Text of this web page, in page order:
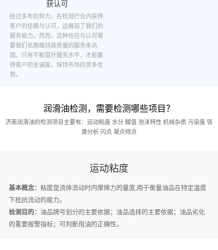
获认可
经过多年的努力，在检测行业内获得
客户的信赖与认可，这展现了我们的
服务能力。然而，这种信任与认可需
要我们长期维持高质量的服务来巩
固。只有不断提升服务水平，才能赢
得客户的忠诚度，保持市场的竞争优
势。
润滑油检测，需要检测哪些项目？
济南润滑油的检测项目主要有：运动粘度 水分 酸值 泡沫特性 机械杂质 污染度 铁
谱分析 闪点 凝点倾点
运动粘度
基本概念： 粘度是流体流动时内摩擦力的量度,用于衡量油品在特定温度
下抵抗流动的能力。
检测目的： 油品牌号划分的主要依据；油品选择的主要依据；油品劣化
的重要报警指标；可判断用油的正确性。